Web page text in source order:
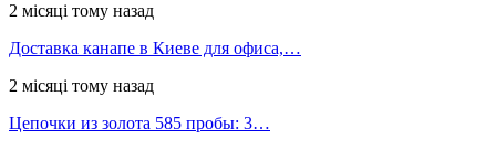
2 місяці тому назад
Доставка канапе в Киеве для офиса,…
2 місяці тому назад
Цепочки из золота 585 пробы: 3…